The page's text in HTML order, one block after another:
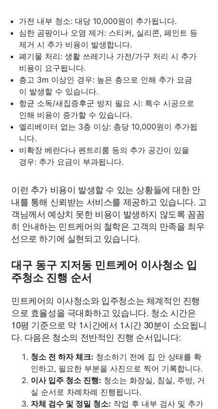
가전 내부 청소: 대당 10,000원이 추가됩니다.
심한 곰팡이나 오염 제거: 스티커, 실리콘, 페인트 등
제거 시 추가 비용이 발생합니다.
폐기물 처리: 생활 쓰레기나 가전/가구 처리 시 추가
비용이 요구됩니다.
층고 3m 이상인 경우: 높은 층으로 인해 추가 요금
이 발생할 수 있습니다.
항균 소독/새집증후군 방지 필요 시: 특수 시공으로
인해 비용이 증가할 수 있습니다.
엘리베이터 없는 3층 이상: 층당 10,000원이 추가됩
니다.
비확장 베란다나 펜트리룸 등의 추가 공간이 있을
경우: 추가 요금이 부과됩니다.
이런 추가 비용이 발생할 수 있는 상황들에 대한 안
내를 통해 신뢰받는 서비스를 제공하고 있습니다. 고
객님께서 예상치 못한 비용이 발생하지 않도록 꼼꼼
히 안내하는 민트케어의 철학은 고객의 만족을 최우
선으로 하기에 실현되고 있습니다.
대구 동구 지저동 민트케어 이사청소 입
주청소 진행 순서
민트케어의 이사청소와 입주청소는 체계적인 진행
으로 효율성을 극대화하고 있습니다. 청소 시간은
10평 기준으로 약 1시간에서 1시간 30분이 소요됩니
다. 다음은 청소의 전반적인 진행 순서입니다:
청소 전 하자 체크: 청소하기 전에 집 안 상태를 확
인하고, 필요한 부분을 사진으로 찍어 기록합니다.
이사 입주 청소 진행: 청소는 화장실, 침실, 주방, 거
실 순서로 차례차례 진행됩니다.
자체 검수 및 정밀 청소: 작업 후 내부 검사 및 추가